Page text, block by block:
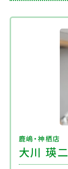
鹿嶋・神栖店
大川 瑛二